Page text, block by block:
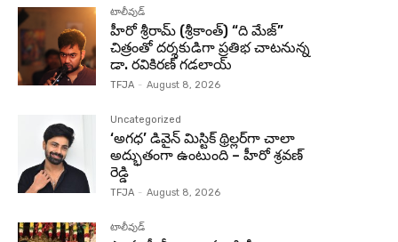
టాలీవుడ్
హీరో శ్రీరామ్ (శ్రీకాంత్) “ది మేజ్”
చిత్రంతో దర్శకుడిగా ప్రతిభ చాటనున్న
డా. రవికిరణ్ గడలాయ్
TFJA - August 8, 2026
Uncategorized
‘అగధ’ డివైన్ మిస్టిక్ థ్రిల్లర్‌గా చాలా
అద్భుతంగా ఉంటుంది – హీరో శ్రవణ్
రెడ్డి
TFJA - August 8, 2026
టాలీవుడ్